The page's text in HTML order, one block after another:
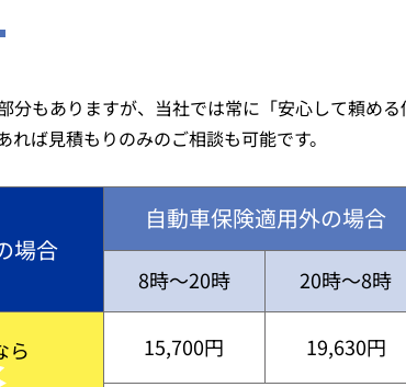
分もありますが、当社では常に「安心して頼める
ば見積もりのみのご相談も可能です。
場合
自動車保険適用外の場合
8時～20時 20時～8時
ら 15,700円 19,630円